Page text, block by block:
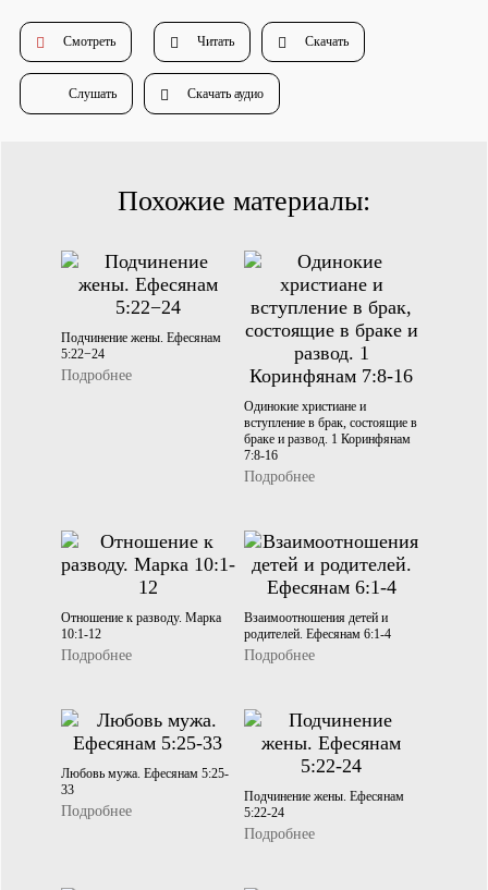
Смотреть Читать Скачать
Слушать Скачать аудио
Похожие материалы:
Подчинение жены. Ефесянам
5:22−24
Подробнее
Одинокие христиане и
вступление в брак, состоящие в
браке и развод. 1 Коринфянам
7:8-16
Подробнее
Отношение к разводу. Марка
10:1-12
Подробнее
Взаимоотношения детей и
родителей. Ефесянам 6:1-4
Подробнее
Любовь мужа. Ефесянам 5:25-
33
Подробнее
Подчинение жены. Ефесянам
5:22-24
Подробнее